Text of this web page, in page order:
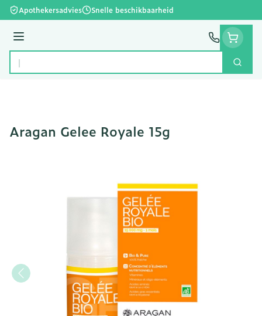
Ga naar de inhoud
Apothekersadvies Snelle beschikbaarheid
Menu
Product, merk, categorie...
Zoek
Aragan Gelee Royale 15g